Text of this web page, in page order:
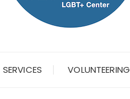
SERVICES VOLUNTEERING